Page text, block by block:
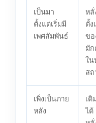
เป็นมา
ตั้งแต่เริ่มมี
เพศสัมพันธ์
หลั่
ตั้ง
ขอ
มัก
ใน
ส
เพิ่งเป็นภาย
หลัง
เดิ
ได้